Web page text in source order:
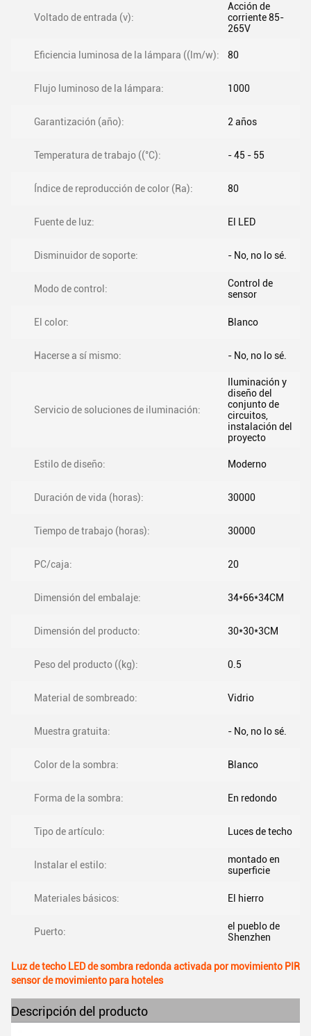
Voltado de entrada (v):
Acción de
corriente 85-
265V
Eficiencia luminosa de la lámpara ((lm/w): 80
Flujo luminoso de la lámpara: 1000
Garantización (año): 2 años
Temperatura de trabajo ((°C): - 45 - 55
Índice de reproducción de color (Ra): 80
Fuente de luz: El LED
Disminuidor de soporte: - No, no lo sé.
Modo de control:
Control de
sensor
El color: Blanco
Hacerse a sí mismo: - No, no lo sé.
Servicio de soluciones de iluminación:
Iluminación y
diseño del
conjunto de
circuitos,
instalación del
proyecto
Estilo de diseño: Moderno
Duración de vida (horas): 30000
Tiempo de trabajo (horas): 30000
PC/caja: 20
Dimensión del embalaje: 34*66*34CM
Dimensión del producto: 30*30*3CM
Peso del producto ((kg): 0.5
Material de sombreado: Vidrio
Muestra gratuita: - No, no lo sé.
Color de la sombra: Blanco
Forma de la sombra: En redondo
Tipo de artículo: Luces de techo
Instalar el estilo:
montado en
superficie
Materiales básicos: El hierro
Puerto:
el pueblo de
Shenzhen
Luz de techo LED de sombra redonda activada por movimiento PIR
sensor de movimiento para hoteles
Descripción del producto